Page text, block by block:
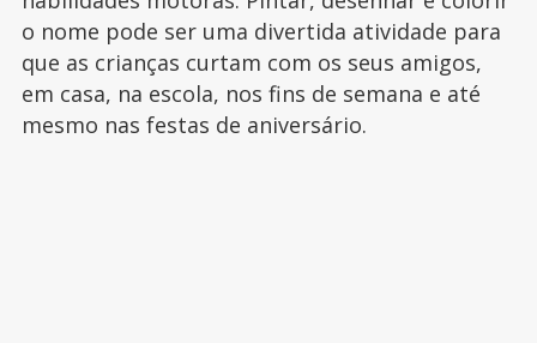
o nome pode ser uma divertida atividade para
que as crianças curtam com os seus amigos,
em casa, na escola, nos fins de semana e até
mesmo nas festas de aniversário.